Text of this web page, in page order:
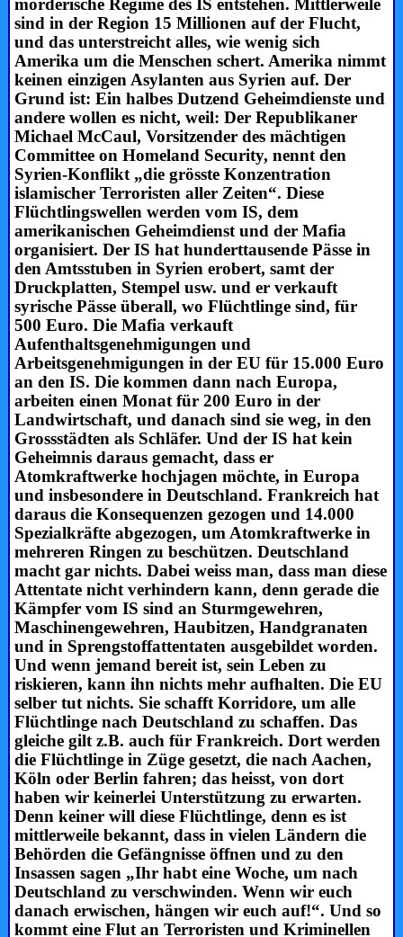
mörderische Regime des IS entstehen. Mittlerweile
sind in der Region 15 Millionen auf der Flucht,
und das unterstreicht alles, wie wenig sich
Amerika um die Menschen schert. Amerika nimmt
keinen einzigen Asylanten aus Syrien auf. Der
Grund ist: Ein halbes Dutzend Geheimdienste und
andere wollen es nicht, weil: Der Republikaner
Michael McCaul, Vorsitzender des mächtigen
Committee on Homeland Security, nennt den
Syrien-Konflikt „die grösste Konzentration
islamischer Terroristen aller Zeiten“. Diese
Flüchtlingswellen werden vom IS, dem
amerikanischen Geheimdienst und der Mafia
organisiert. Der IS hat hunderttausende Pässe in
den Amtsstuben in Syrien erobert, samt der
Druckplatten, Stempel usw. und er verkauft
syrische Pässe überall, wo Flüchtlinge sind, für
500 Euro. Die Mafia verkauft
Aufenthaltsgenehmigungen und
Arbeitsgenehmigungen in der EU für 15.000 Euro
an den IS. Die kommen dann nach Europa,
arbeiten einen Monat für 200 Euro in der
Landwirtschaft, und danach sind sie weg, in den
Grossstädten als Schläfer. Und der IS hat kein
Geheimnis daraus gemacht, dass er
Atomkraftwerke hochjagen möchte, in Europa
und insbesondere in Deutschland. Frankreich hat
daraus die Konsequenzen gezogen und 14.000
Spezialkräfte abgezogen, um Atomkraftwerke in
mehreren Ringen zu beschützen. Deutschland
macht gar nichts. Dabei weiss man, dass man diese
Attentate nicht verhindern kann, denn gerade die
Kämpfer vom IS sind an Sturmgewehren,
Maschinengewehren, Haubitzen, Handgranaten
und in Sprengstoffattentaten ausgebildet worden.
Und wenn jemand bereit ist, sein Leben zu
riskieren, kann ihn nichts mehr aufhalten. Die EU
selber tut nichts. Sie schafft Korridore, um alle
Flüchtlinge nach Deutschland zu schaffen. Das
gleiche gilt z.B. auch für Frankreich. Dort werden
die Flüchtlinge in Züge gesetzt, die nach Aachen,
Köln oder Berlin fahren; das heisst, von dort
haben wir keinerlei Unterstützung zu erwarten.
Denn keiner will diese Flüchtlinge, denn es ist
mittlerweile bekannt, dass in vielen Ländern die
Behörden die Gefängnisse öffnen und zu den
Insassen sagen „Ihr habt eine Woche, um nach
Deutschland zu verschwinden. Wenn wir euch
danach erwischen, hängen wir euch auf!“. Und so
kommt eine Flut an Terroristen und Kriminellen